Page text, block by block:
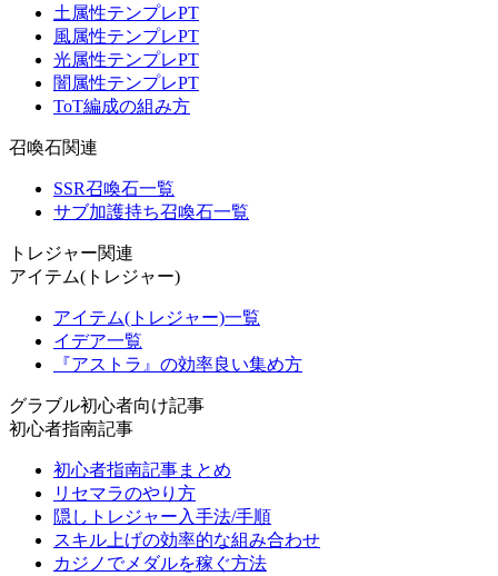
土属性テンプレPT
風属性テンプレPT
光属性テンプレPT
闇属性テンプレPT
ToT編成の組み方
召喚石関連
SSR召喚石一覧
サブ加護持ち召喚石一覧
トレジャー関連
アイテム(トレジャー)
アイテム(トレジャー)一覧
イデア一覧
『アストラ』の効率良い集め方
グラブル初心者向け記事
初心者指南記事
初心者指南記事まとめ
リセマラのやり方
隠しトレジャー入手法/手順
スキル上げの効率的な組み合わせ
カジノでメダルを稼ぐ方法